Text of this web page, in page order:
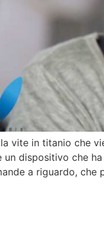
vite in titanio che
un dispositivo che
a riguardo, che